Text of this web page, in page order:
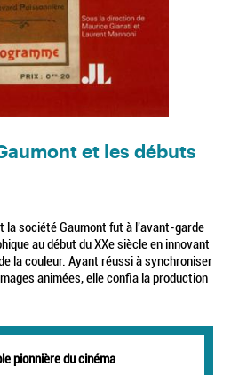
et les débuts
la société Gaumont fut à l'avant-garde
au début du XXe siècle en innovant
la couleur. Ayant réussi à synchroniser
animées, elle confia la production
pionnière du cinéma